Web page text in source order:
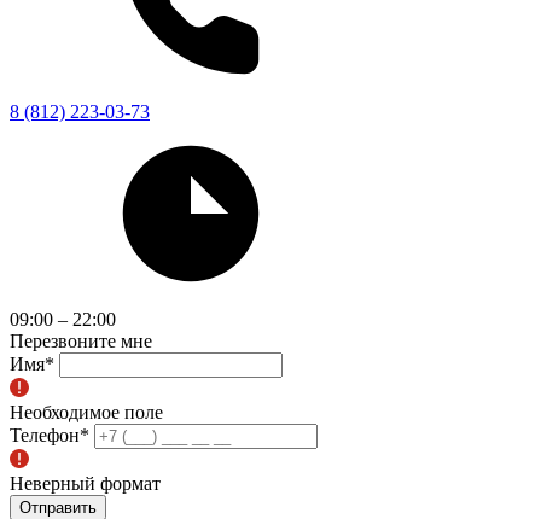
8 (812) 223-03-73
09:00 – 22:00
Перезвоните мне
Имя*
Необходимое поле
Телефон*
Неверный формат
Отправить